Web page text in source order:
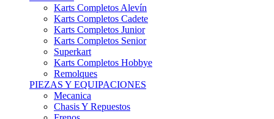
Karts Completos Alevín
Karts Completos Cadete
Karts Completos Junior
Karts Completos Senior
Superkart
Karts Completos Hobbye
Remolques
PIEZAS Y EQUIPACIONES
Mecanica
Chasis Y Repuestos